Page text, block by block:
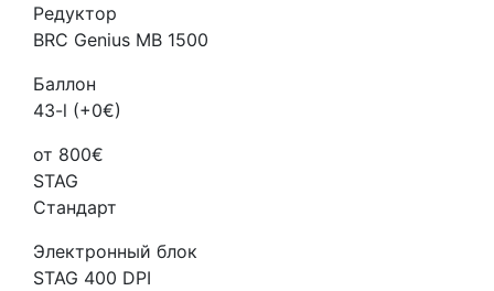
Редуктор
BRC Genius MB 1500
Баллон
43-l (+0€)
от 800€
STAG
Стандарт
Электронный блок
STAG 400 DPI